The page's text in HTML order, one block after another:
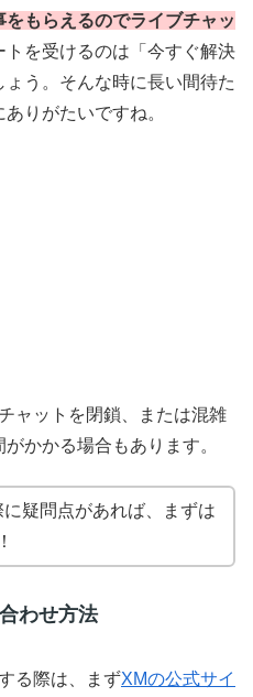
もらえるのでライブチャッ
トを受けるのは「今すぐ解決
う。そんな時に長い間待た
りがたいですね。
ャットを閉鎖、または混雑
かかる場合もあります。
疑問点があれば、まずは
わせ方法
る際は、まずXMの公式サイ